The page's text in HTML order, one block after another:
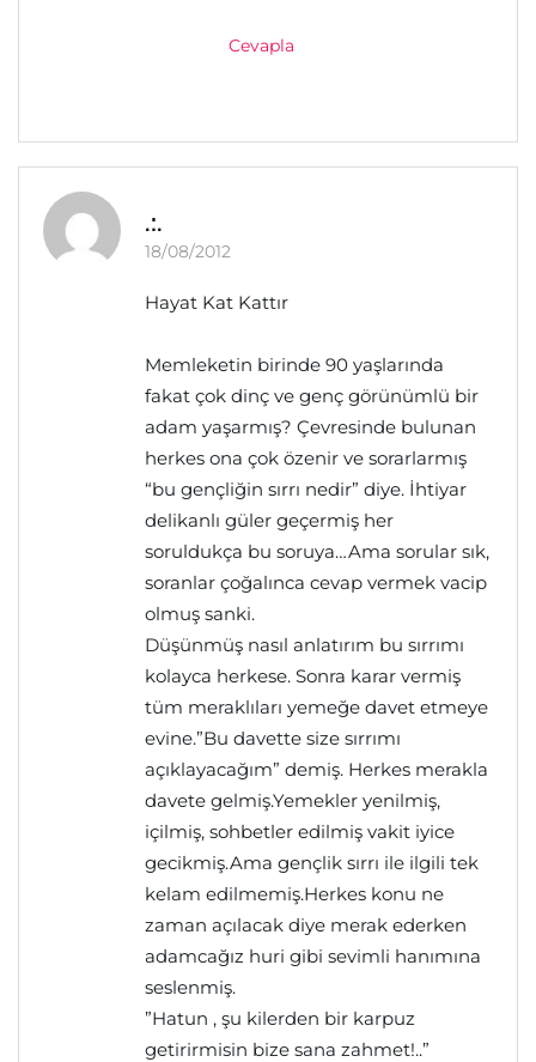
Cevapla
.:.
18/08/2012
Hayat Kat Kattır
Memleketin birinde 90 yaşlarında
fakat çok dinç ve genç görünümlü bir
adam yaşarmış? Çevresinde bulunan
herkes ona çok özenir ve sorarlarmış
“bu gençliğin sırrı nedir” diye. İhtiyar
delikanlı güler geçermiş her
soruldukça bu soruya…Ama sorular sık,
soranlar çoğalınca cevap vermek vacip
olmuş sanki.
Düşünmüş nasıl anlatırım bu sırrımı
kolayca herkese. Sonra karar vermiş
tüm meraklıları yemeğe davet etmeye
evine.”Bu davette size sırrımı
açıklayacağım” demiş. Herkes merakla
davete gelmiş.Yemekler yenilmiş,
içilmiş, sohbetler edilmiş vakit iyice
gecikmiş.Ama gençlik sırrı ile ilgili tek
kelam edilmemiş.Herkes konu ne
zaman açılacak diye merak ederken
adamcağız huri gibi sevimli hanımına
seslenmiş.
”Hatun , şu kilerden bir karpuz
getirirmisin bize sana zahmet!..”